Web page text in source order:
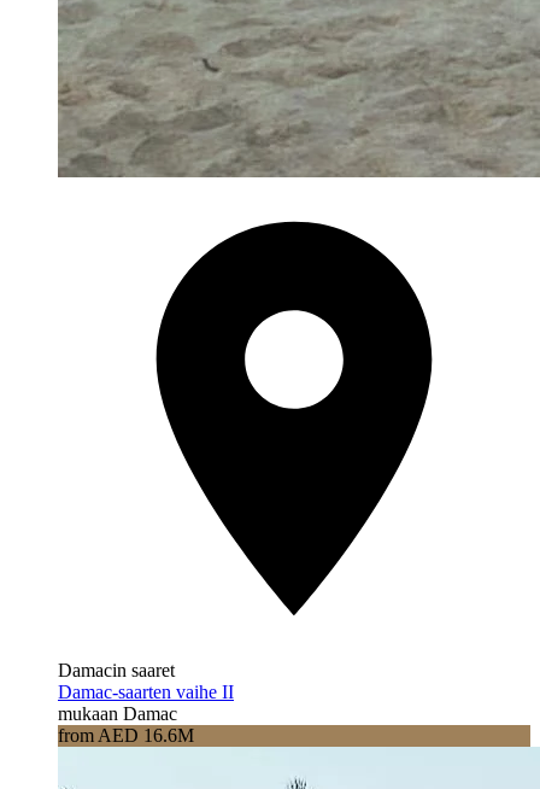
Damacin saaret
Damac-saarten vaihe II
mukaan Damac
from AED 16.6M